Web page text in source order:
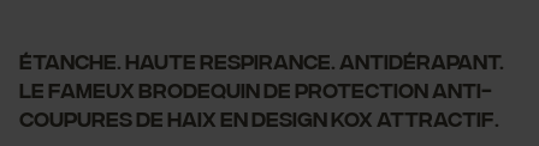
Étanche. Haute respirance. Antidérapant.
Le fameux brodequin de protection anti-
coupures de Haix en design KOX attractif.